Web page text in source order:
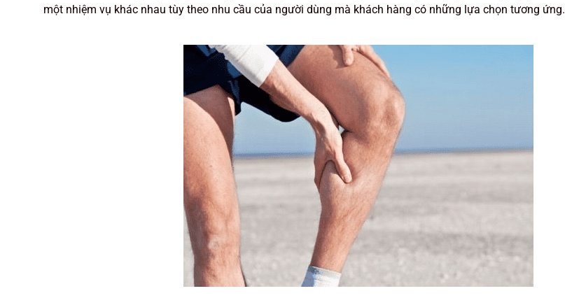
một nhiệm vụ khác nhau tùy theo nhu cầu của người dùng mà khách hàng có những lựa chọn tương ứng.